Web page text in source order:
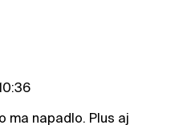
ma napadlo. Plus aj